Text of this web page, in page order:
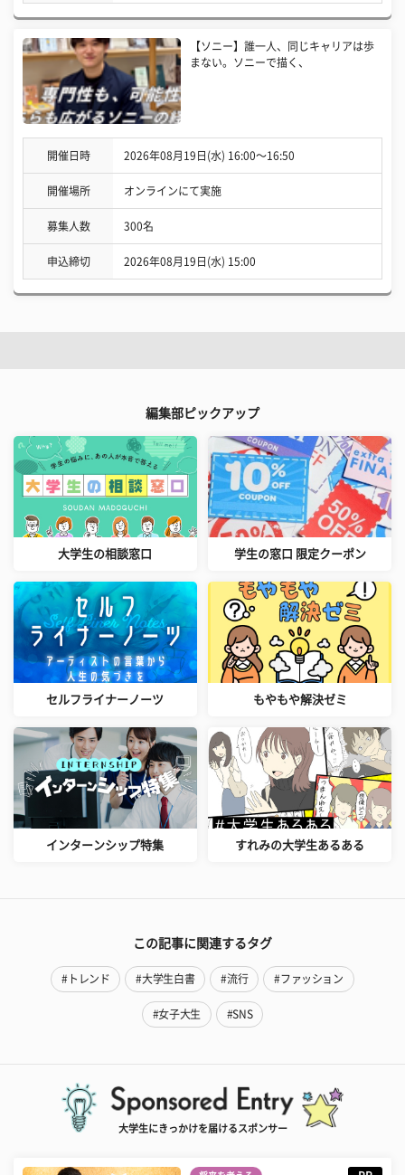
【ソニー】誰一人、同じキャリアは歩
まない。ソニーで描く、
開催日時 2026年08月19日(水) 16:00〜16:50
開催場所 オンラインにて実施
募集人数 300名
申込締切 2026年08月19日(水) 15:00
編集部ピックアップ
大学生の相談窓口 学生の窓口 限定クーポン
セルフライナーノーツ もやもや解決ゼミ
インターンシップ特集 すれみの大学生あるある
この記事に関連するタグ
#トレンド #大学生白書 #流行 #ファッション
#女子大生 #SNS
大学生にきっかけを届けるスポンサー